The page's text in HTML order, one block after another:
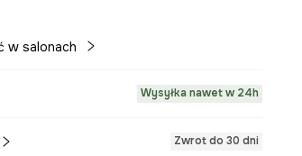
w salonach
Wysyłka nawet w 24h
Zwrot do 30 dni